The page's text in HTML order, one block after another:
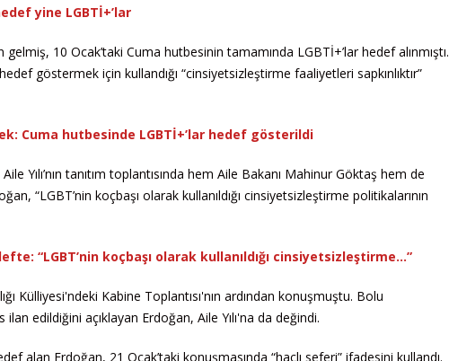
yine LGBTİ+’lar
gelmiş, 10 Ocak’taki Cuma hutbesinin tamamında LGBTİ+’lar hedef alınmıştı.
göstermek için kullandığı “cinsiyetsizleştirme faaliyetleri sapkınlıktır”
Cuma hutbesinde LGBTİ+’lar hedef gösterildi
Aile Yılı’nın tanıtım toplantısında hem Aile Bakanı Mahinur Göktaş hem de
“LGBT’nin koçbaşı olarak kullanıldığı cinsiyetsizleştirme politikalarının
“LGBT’nin koçbaşı olarak kullanıldığı cinsiyetsizleştirme…”
Külliyesi'ndeki Kabine Toplantısı'nın ardından konuşmuştu. Bolu
edildiğini açıklayan Erdoğan, Aile Yılı'na da değindi.
alan Erdoğan, 21 Ocak’taki konuşmasında “haçlı seferi” ifadesini kullandı.